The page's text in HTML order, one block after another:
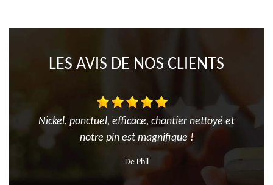
LES AVIS DE NOS CLIENTS
Nickel, ponctuel, efficace, chantier nettoyé et
notre pin est magnifique !
De Phil